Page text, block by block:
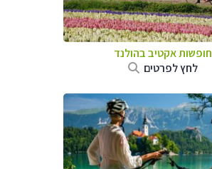
חופשות אקטיב בהולנד
לחץ לפרטים